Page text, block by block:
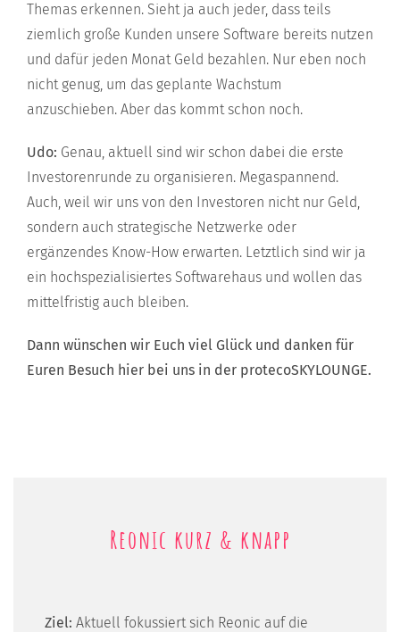
Themas erkennen. Sieht ja auch jeder, dass teils
ziemlich große Kunden unsere Software bereits nutzen
und dafür jeden Monat Geld bezahlen. Nur eben noch
nicht genug, um das geplante Wachstum
anzuschieben. Aber das kommt schon noch.
Udo: Genau, aktuell sind wir schon dabei die erste
Investorenrunde zu organisieren. Megaspannend.
Auch, weil wir uns von den Investoren nicht nur Geld,
sondern auch strategische Netzwerke oder
ergänzendes Know-How erwarten. Letztlich sind wir ja
ein hochspezialisiertes Softwarehaus und wollen das
mittelfristig auch bleiben.
Dann wünschen wir Euch viel Glück und danken für
Euren Besuch hier bei uns in der protecoSKYLOUNGE.
Reonic kurz & knapp
Ziel: Aktuell fokussiert sich Reonic auf die